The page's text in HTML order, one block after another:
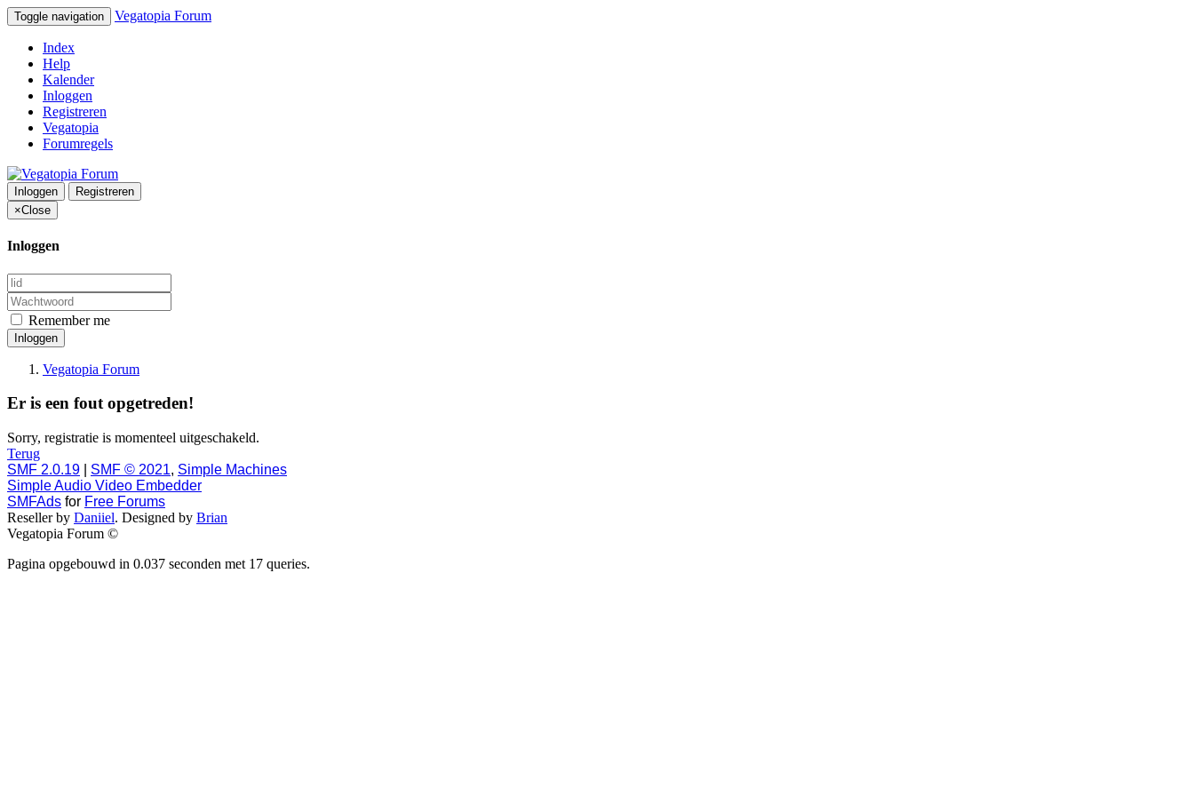
Toggle navigation Vegatopia Forum
Index
Help
Kalender
Inloggen
Registreren
Vegatopia
Forumregels
Inloggen
Registreren
×Close
Inloggen
Remember me
Inloggen
Vegatopia Forum
Er is een fout opgetreden!
Sorry, registratie is momenteel uitgeschakeld.
Terug
SMF 2.0.19
SMF © 2021, Simple Machines
Simple Audio Video Embedder
SMFAds for Free Forums
Reseller by Daniiel. Designed by Brian
Vegatopia Forum ©
Pagina opgebouwd in 0.037 seconden met 17 queries.